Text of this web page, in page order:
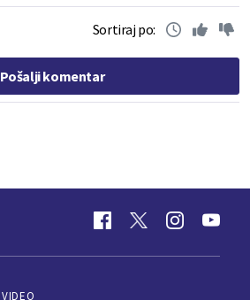
Sortiraj po:
Pošalji komentar
VIDEO